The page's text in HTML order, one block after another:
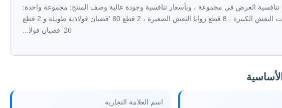
تنافسية العرض في مجموعة ، وبأسعار تنافسية وجودة عالية وصف المنتج: مجموعة واحدة:
4 قطع حاملات النعش الكبيرة ، 8 قطع زوايا النعش الصغيرة ، 2 قطع 80 'قضبان فولاذية طويلة و 2 قطع
26' قضبان فولا...
اسم العلامة التجارية